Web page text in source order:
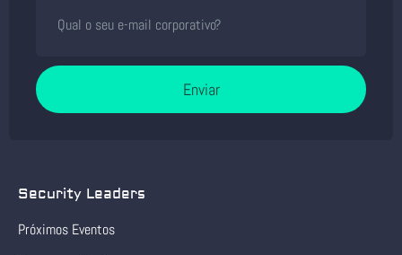
Enviar
Security Leaders
Próximos Eventos